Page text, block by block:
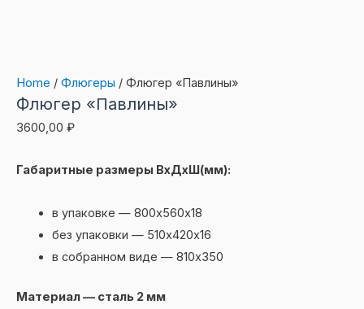
Home / Флюгеры / Флюгер «Павлины»
Флюгер «Павлины»
3600,00 ₽
Габаритные размеры ВхДхШ(мм):
в упаковке — 800х560х18
без упаковки — 510х420х16
в собранном виде — 810х350
Материал — сталь 2 мм